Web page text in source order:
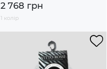
2 768 грн
1 колір